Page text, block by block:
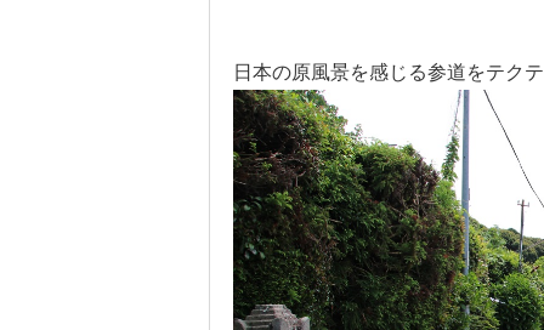
日本の原風景を感じる参道をテク